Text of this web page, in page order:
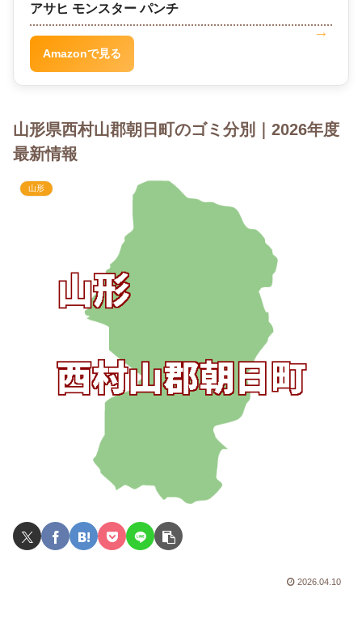
アサヒ モンスター パンチ
Amazonで見る
山形県西村山郡朝日町のゴミ分別｜2026年度
最新情報
山形
2026.04.10